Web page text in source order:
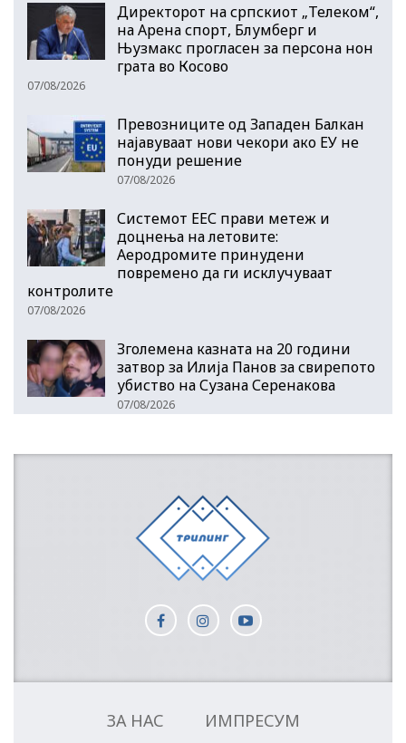
Директорот на српскиот „Телеком“,
на Арена спорт, Блумберг и
Њузмакс прогласен за персона нон
грата во Косово
07/08/2026
Превозниците од Западен Балкан
најавуваат нови чекори ако ЕУ не
понуди решение
07/08/2026
Системот ЕЕС прави метеж и
доцнења на летовите:
Аеродромите принудени
повремено да ги исклучуваат
контролите
07/08/2026
Зголемена казната на 20 години
затвор за Илија Панов за свирепото
убиство на Сузана Серенакова
07/08/2026
ЗА НАС
ИМПРЕСУМ